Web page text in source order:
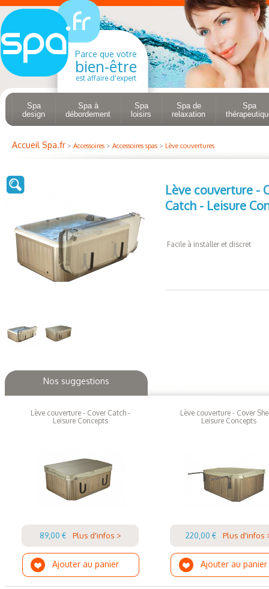
Parce que votre
bien-être
est affaire d'expert
Spa
design
Spa à
débordement
Spa
loisirs
Spa de
relaxation
Spa
Accueil Spa.fr > Accessoires > Accessoires spas > Lève couvertures
Lève couverture -
Catch - Leisure
Facile à installer et discret
Nos suggestions
Lève couverture - Cover Catch -
Leisure Concepts
89,00 € Plus d'infos >
Ajouter au panier
Lève couverture - Cover
Leisure Concepts
220,00 € Plus d'infos
Ajouter au panier